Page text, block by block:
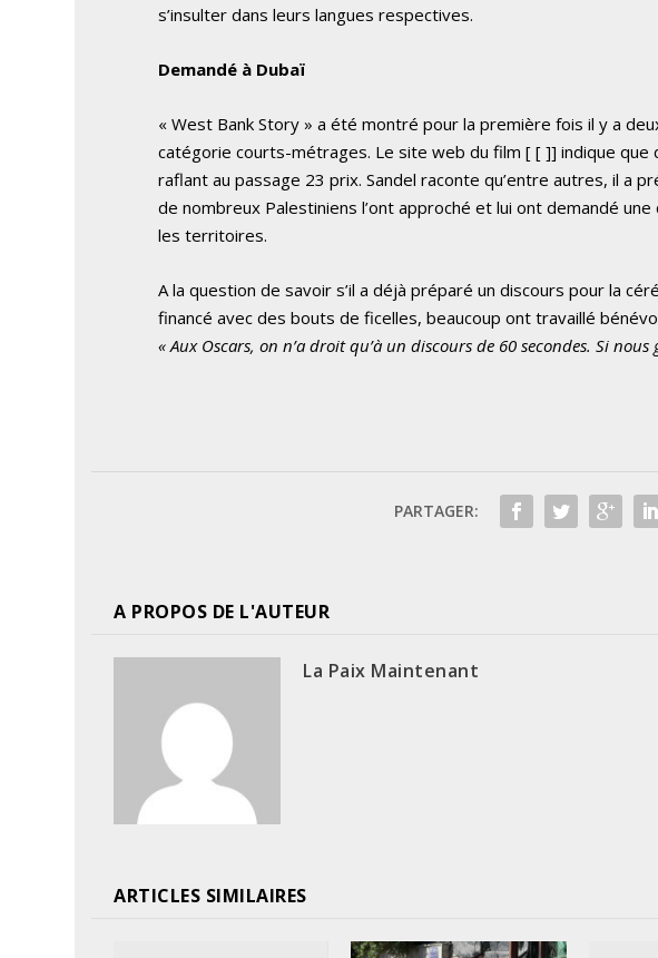
s’insulter dans leurs langues respectives.
Demandé à Dubaï
« West Bank Story » a été montré pour la première fois il y a
catégorie courts-métrages. Le site web du film[ [ ]] indique que
raflant au passage 23 prix. Sandel raconte qu’entre autres, il a
de nombreux Palestiniens l’ont approché et lui ont demandé
les territoires.
A la question de savoir s’il a déjà préparé un discours pour la
financé avec des bouts de ficelles, beaucoup ont travaillé
« Aux Oscars, on n’a droit qu’à un discours de 60 secondes. Si
PARTAGER:
A PROPOS DE L'AUTEUR
La Paix Maintenant
ARTICLES SIMILAIRES